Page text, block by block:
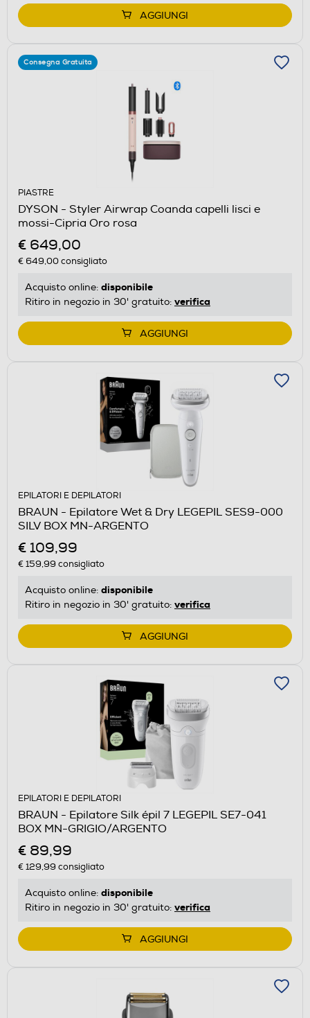
AGGIUNGI
Consegna Gratuita
PIASTRE
DYSON - Styler Airwrap Coanda capelli lisci e
mossi-Cipria Oro rosa
€ 649,00
€ 649,00consigliato
Acquisto online: disponibile
Ritiro in negozio in 30' gratuito: verifica
AGGIUNGI
EPILATORI E DEPILATORI
BRAUN - Epilatore Wet & Dry LEGEPIL SES9-000
SILV BOX MN-ARGENTO
€ 109,99
€ 159,99 consigliato
Acquisto online: disponibile
Ritiro in negozio in 30' gratuito: verifica
AGGIUNGI
EPILATORI E DEPILATORI
BRAUN - Epilatore Silk épil 7 LEGEPIL SE7-041
BOX MN-GRIGIO/ARGENTO
€ 89,99
€ 129,99 consigliato
Acquisto online: disponibile
Ritiro in negozio in 30' gratuito: verifica
AGGIUNGI